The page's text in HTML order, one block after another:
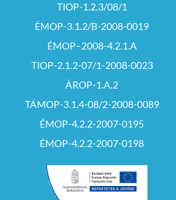
MELLÉKLETEK
TIOP-1.2.3/08/1
ÉMOP-3.1.2/B-2008-0019
ÉMOP–2008-4.2.1.A
TIOP-2.1.2-07/1-2008-0023
ÁROP-1.A.2
TÁMOP-3.1.4-08/2-2008-0089
ÉMOP-4.2.2-2007-0195
ÉMOP-4.2.2-2007-0198